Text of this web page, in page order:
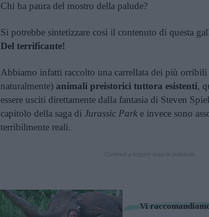
Chi ha paura del mostro della palude?
Si potrebbe sintetizzare così il contenuto di questa
Del terrificante!
Abbiamo infatti raccolto una carrellata dei più orribili
naturalmente) animali preistorici tuttora esistenti,
essere usciti direttamente dalla fantasia di Steven
capitolo della saga di Jurassic Park e invece sono
terribilmente reali.
Vi